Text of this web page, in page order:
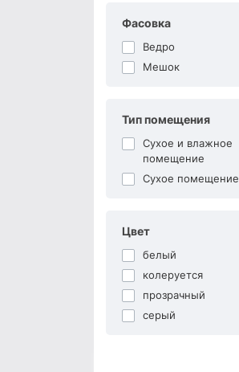
Фасовка
Ведро
Мешок
Тип помещения
Сухое и влажное
помещение
Сухое помещение
Цвет
белый
колеруется
прозрачный
серый